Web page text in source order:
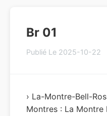
Br 01
Publié Le 2025-10-22
› La-Montre-Bell-
Montres : La Montre